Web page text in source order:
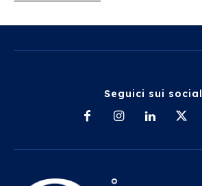
Seguici sui social